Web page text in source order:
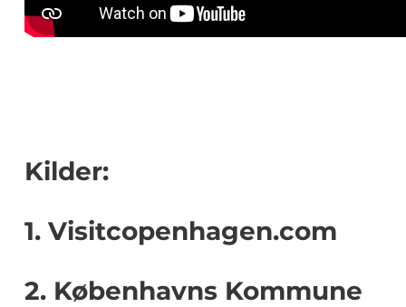
Kilder:
1. Visitcopenhagen.com
2. Københavns Kommune